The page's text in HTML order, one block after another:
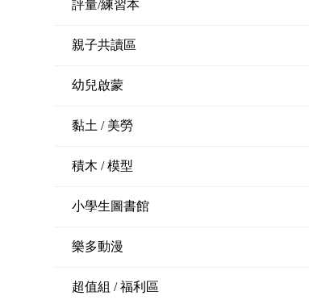
評量/練習本
親子共讀區
幼兒啟蒙
黏土 / 美勞
積木 / 模型
小學生圖書館
樂多動漫
超值組 / 福利區